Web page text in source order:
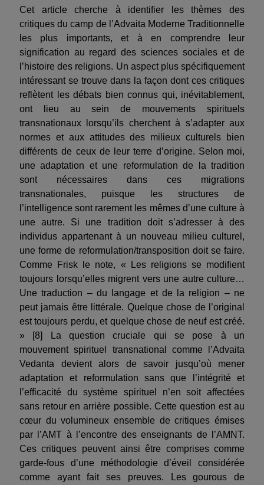
Cet article cherche à identifier les thèmes des
critiques du camp de l’Advaita Moderne Traditionnelle
les plus importants, et à en comprendre leur
signification au regard des sciences sociales et de
l’histoire des religions. Un aspect plus spécifiquement
intéressant se trouve dans la façon dont ces critiques
reflètent les débats bien connus qui, inévitablement,
ont lieu au sein de mouvements spirituels
transnationaux lorsqu’ils cherchent à s’adapter aux
normes et aux attitudes des milieux culturels bien
différents de ceux de leur terre d’origine. Selon moi,
une adaptation et une reformulation de la tradition
sont nécessaires dans ces migrations
transnationales, puisque les structures de
l’intelligence sont rarement les mêmes d’une culture à
une autre. Si une tradition doit s’adresser à des
individus appartenant à un nouveau milieu culturel,
une forme de reformulation/transposition doit se faire.
Comme Frisk le note, « Les religions se modifient
toujours lorsqu’elles migrent vers une autre culture…
Une traduction – du langage et de la religion – ne
peut jamais être littérale. Quelque chose de l’original
est toujours perdu, et quelque chose de neuf est créé.
» [8] La question cruciale qui se pose à un
mouvement spirituel transnational comme l’Advaita
Vedanta devient alors de savoir jusqu’où mener
adaptation et reformulation sans que l’intégrité et
l’efficacité du système spirituel n’en soit affectées
sans retour en arrière possible. Cette question est au
cœur du volumineux ensemble de critiques émises
par l’AMT à l’encontre des enseignants de l’AMNT.
Ces critiques peuvent ainsi être comprises comme
garde-fous d’une méthodologie d’éveil considérée
comme ayant fait ses preuves. Les gourous de